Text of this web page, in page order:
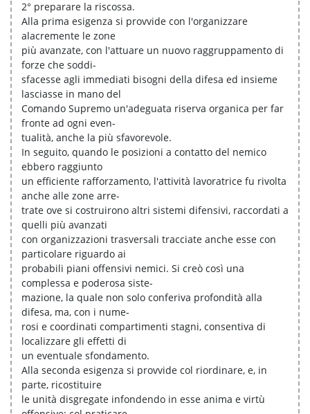
2° preparare la riscossa.
Alla prima esigenza si provvide con l'organizzare
alacremente le zone
più avanzate, con l'attuare un nuovo raggruppamento di
forze che soddi-
sfacesse agli immediati bisogni della difesa ed insieme
lasciasse in mano del
Comando Supremo un'adeguata riserva organica per far
fronte ad ogni even-
tualità, anche la più sfavorevole.
In seguito, quando le posizioni a contatto del nemico
ebbero raggiunto
un efficiente rafforzamento, l'attività lavoratrice fu rivolta
anche alle zone arre-
trate ove si costruirono altri sistemi difensivi, raccordati a
quelli più avanzati
con organizzazioni trasversali tracciate anche esse con
particolare riguardo ai
probabili piani offensivi nemici. Si creò così una
complessa e poderosa siste-
mazione, la quale non solo conferiva profondità alla
difesa, ma, con i nume-
rosi e coordinati compartimenti stagni, consentiva di
localizzare gli effetti di
un eventuale sfondamento.
Alla seconda esigenza si provvide col riordinare, e, in
parte, ricostituire
le unità disgregate infondendo in esse anima e virtù